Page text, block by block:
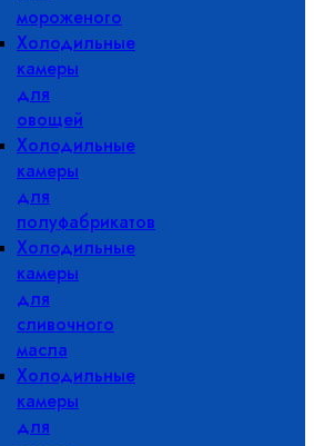
мороженого
Холодильные
камеры
для
овощей
Холодильные
камеры
для
полуфабрикатов
Холодильные
камеры
для
сливочного
масла
Холодильные
камеры
для